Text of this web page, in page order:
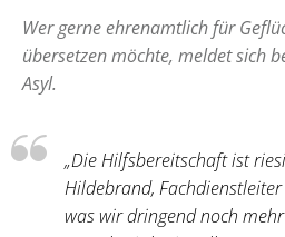
Wer gerne ehrenamtlich für
übersetzen möchte, meldet sich
Asyl.
„Die Hilfsbereitschaft ist
Hildebrand,
was wir dringend noch